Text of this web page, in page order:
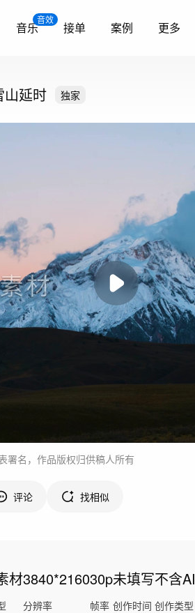
音效
音乐 接单 案例 更多
山延时 独家
署名，作品版权归供稿人所有
评论 找相似
材3840*2160
分辨率
30p
帧率
未填写
创作时间
不含AI
创作类型